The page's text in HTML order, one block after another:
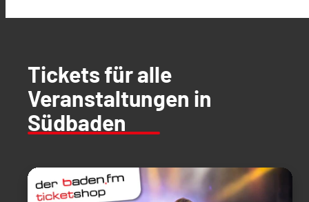
Tickets für alle
Veranstaltungen in
Südbaden